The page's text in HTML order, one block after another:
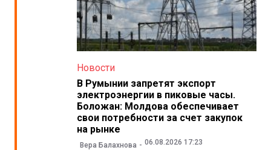
Новости
В Румынии запретят экспорт
электроэнергии в пиковые часы.
Боложан: Молдова обеспечивает
свои потребности за счет закупок
на рынке
Вера Балахнова 06.08.2026 17:23